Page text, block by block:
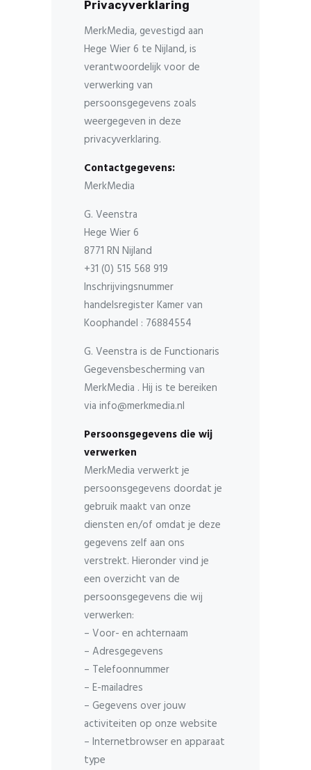
Privacyverklaring
MerkMedia, gevestigd aan
Hege Wier 6 te Nijland, is
verantwoordelijk voor de
verwerking van
persoonsgegevens zoals
weergegeven in deze
privacyverklaring.
Contactgegevens:
MerkMedia
G. Veenstra
Hege Wier 6
8771 RN Nijland
+31 (0) 515 568 919
Inschrijvingsnummer
handelsregister Kamer van
Koophandel : 76884554
G. Veenstra is de Functionaris
Gegevensbescherming van
MerkMedia . Hij is te bereiken
via info@merkmedia.nl
Persoonsgegevens die wij
verwerken
MerkMedia verwerkt je
persoonsgegevens doordat je
gebruik maakt van onze
diensten en/of omdat je deze
gegevens zelf aan ons
verstrekt. Hieronder vind je
een overzicht van de
persoonsgegevens die wij
verwerken:
– Voor- en achternaam
– Adresgegevens
– Telefoonnummer
– E-mailadres
– Gegevens over jouw
activiteiten op onze website
– Internetbrowser en apparaat
type